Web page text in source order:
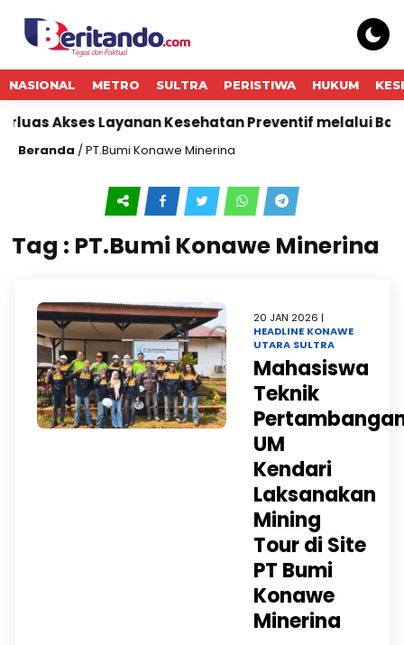
NASIONAL METRO SULTRA PERISTIWA HUKUM
Akses Layanan Kesehatan Preventif melalui Bakti
Beranda /PT.Bumi Konawe Minerina
Tag : PT.Bumi Konawe Minerina
20 JAN 2026 |
HEADLINE KONAWE
UTARA SULTRA
Mahasiswa
Teknik
UM
Kendari
Laksanakan
Mining
Tour di Site
PT Bumi
Konawe
Minerina